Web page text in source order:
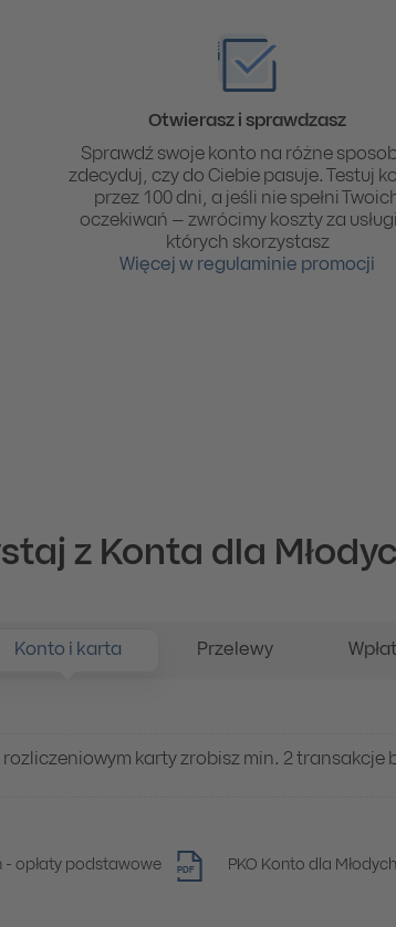
Otwierasz i sprawdzasz
Sprawdź swoje konto na różne
zdecyduj, czy do Ciebie pasuje. Testuj
przez 100 dni, a jeśli nie spełni
oczekiwań – zwrócimy koszty za
których skorzystasz
Więcej w regulaminie promocji
z Konta dla
Konto i karta Przelewy
rozliczeniowym karty zrobisz min. 2 transakcje
- opłaty podstawowe PDF PKO Konto dla